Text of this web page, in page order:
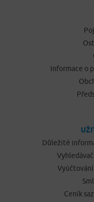
Informace o
Důležité
Ceník